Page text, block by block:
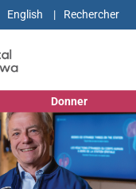
English
Donner